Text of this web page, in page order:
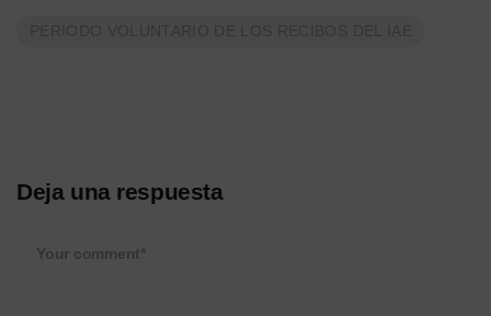
Deja una respuesta
Your comment*